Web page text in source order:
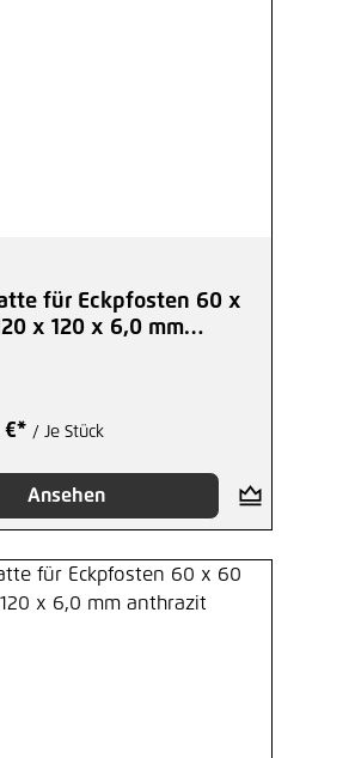
für Eckpfosten 60 x
x 120 x 6,0 mm
€* / Je Stück
Ansehen